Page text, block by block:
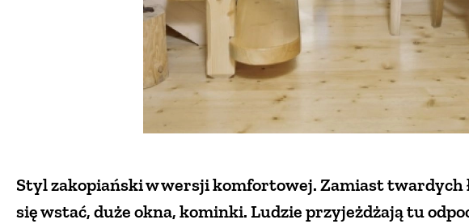
Styl zakopiański w wersji komfortowej. Zamiast twardych
się wstać, duże okna, kominki. Ludzie przyjeżdżają tu